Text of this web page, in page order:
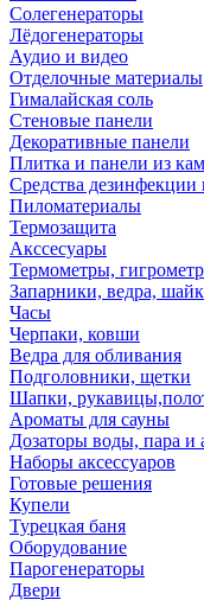
Солегенераторы
Лёдогенераторы
Аудио и видео
Отделочные материалы
Гималайская соль
Стеновые панели
Декоративные панели
Плитка и панели из
Средства дезинфекции
Пиломатериалы
Термозащита
Аксcесуары
Термометры,
Запарники, ведра,
Часы
Черпаки, ковши
Ведра для обливания
Подголовники, щетки
Шапки,
Ароматы для сауны
Дозаторы воды, пара и
Наборы аксессуаров
Готовые решения
Купели
Турецкая баня
Оборудование
Парогенераторы
Двери